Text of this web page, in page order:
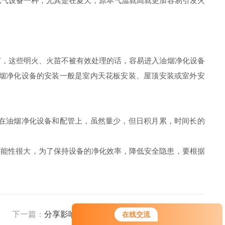
在线交流
些明火、火苗不被有效处理的话，容易进入油烟净化设备
化设备的安装一般是室内天花板安装、屋顶安装或室外安
烟净化设备和配管上，虽然量少，但日积月累，时间长的
很大，为了保持设备的净化效率，降低安全隐患，要根据
下一篇： 分享影响工业油烟净化器价格的几个主要因素